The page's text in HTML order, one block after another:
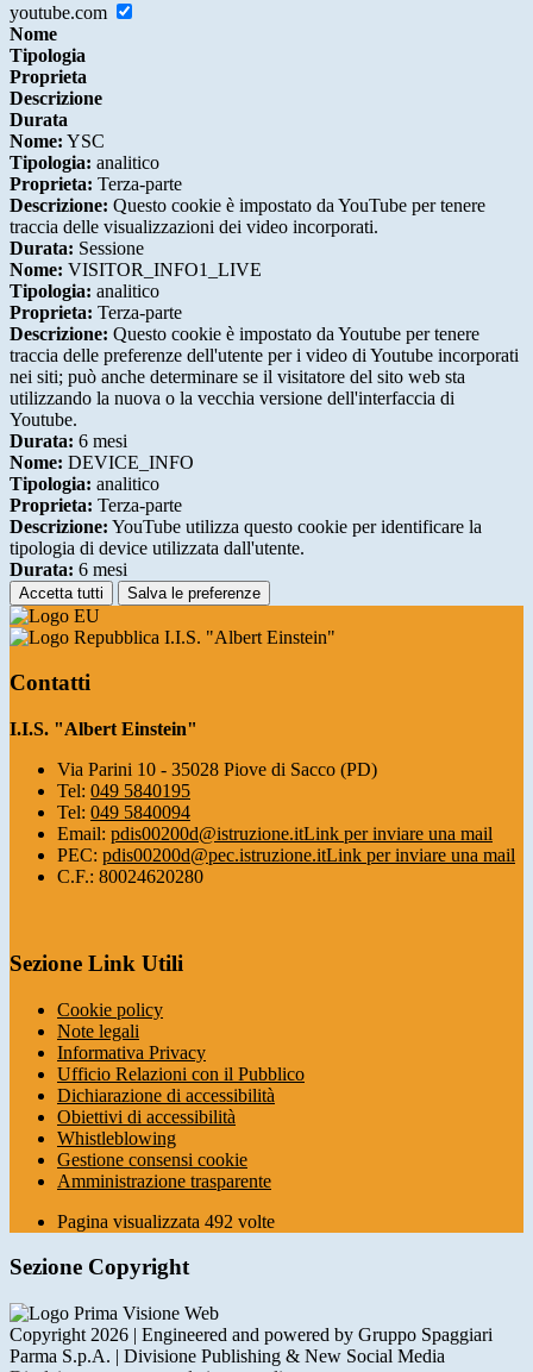
youtube.com
Nome
Tipologia
Proprieta
Descrizione
Durata
Nome: YSC
Tipologia: analitico
Proprieta: Terza-parte
Descrizione: Questo cookie è impostato da YouTube per tenere
traccia delle visualizzazioni dei video incorporati.
Durata: Sessione
Nome: VISITOR_INFO1_LIVE
Tipologia: analitico
Proprieta: Terza-parte
Descrizione: Questo cookie è impostato da Youtube per tenere
traccia delle preferenze dell'utente per i video di Youtube incorporati
nei siti; può anche determinare se il visitatore del sito web sta
utilizzando la nuova o la vecchia versione dell'interfaccia di
Youtube.
Durata: 6 mesi
Nome: DEVICE_INFO
Tipologia: analitico
Proprieta: Terza-parte
Descrizione: YouTube utilizza questo cookie per identificare la
tipologia di device utilizzata dall'utente.
Durata: 6 mesi
Accetta tutti Salva le preferenze
I.I.S. "Albert Einstein"
Contatti
I.I.S. "Albert Einstein"
Via Parini 10 - 35028 Piove di Sacco (PD)
Tel: 049 5840195
Tel: 049 5840094
Email: pdis00200d@istruzione.itLink per inviare una mail
PEC: pdis00200d@pec.istruzione.itLink per inviare una mail
C.F.: 80024620280
Sezione Link Utili
Cookie policy
Note legali
Informativa Privacy
Ufficio Relazioni con il Pubblico
Dichiarazione di accessibilità
Obiettivi di accessibilità
Whistleblowing
Gestione consensi cookie
Amministrazione trasparente
Pagina visualizzata 492 volte
Sezione Copyright
Copyright 2026 | Engineered and powered by Gruppo Spaggiari
Parma S.p.A. | Divisione Publishing & New Social Media